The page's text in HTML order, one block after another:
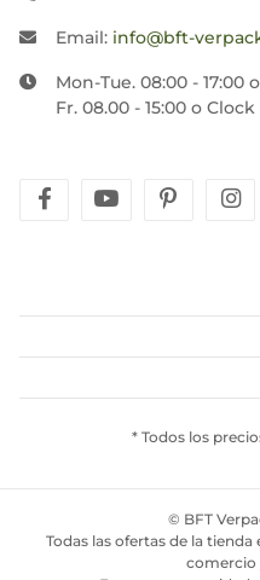
Email: info@bft-
Mon-Tue. 08:00 - 17:00
Fr. 08.00 - 15:00 o Clock
facebookyoutubepinterest
* Todos los
© BFT
Todas las ofertas de la
comercio